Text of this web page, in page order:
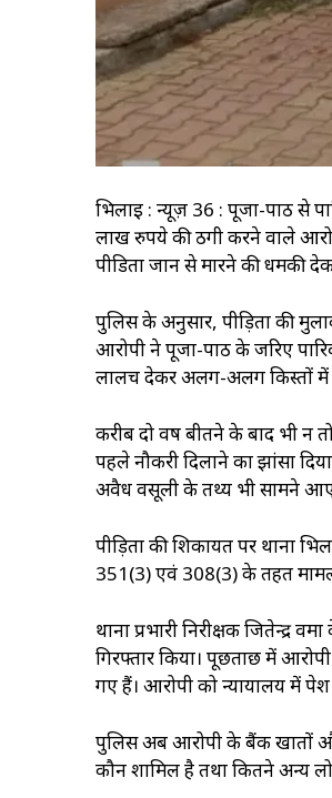
भिलाई : न्यूज़ 36 : पूजा-पाठ से
लाख रुपये की ठगी करने वाले
पीडिता जान से मारने की धमकी
पुलिस के अनुसार, पीड़िता की
आरोपी ने पूजा-पाठ के जरिए
लालच देकर अलग-अलग किस्तों
करीब दो वर्ष बीतने के बाद भी न
पहले नौकरी दिलाने का झांसा
अवैध वसूली के तथ्य भी सामने
पीड़िता की शिकायत पर थाना
351(3) एवं 308(3) के तहत
थाना प्रभारी निरीक्षक जितेन्द्र
गिरफ्तार किया। पूछताछ में
गए हैं। आरोपी को न्यायालय में पेश
पुलिस अब आरोपी के बैंक खातों
कौन शामिल है तथा कितने अन्य